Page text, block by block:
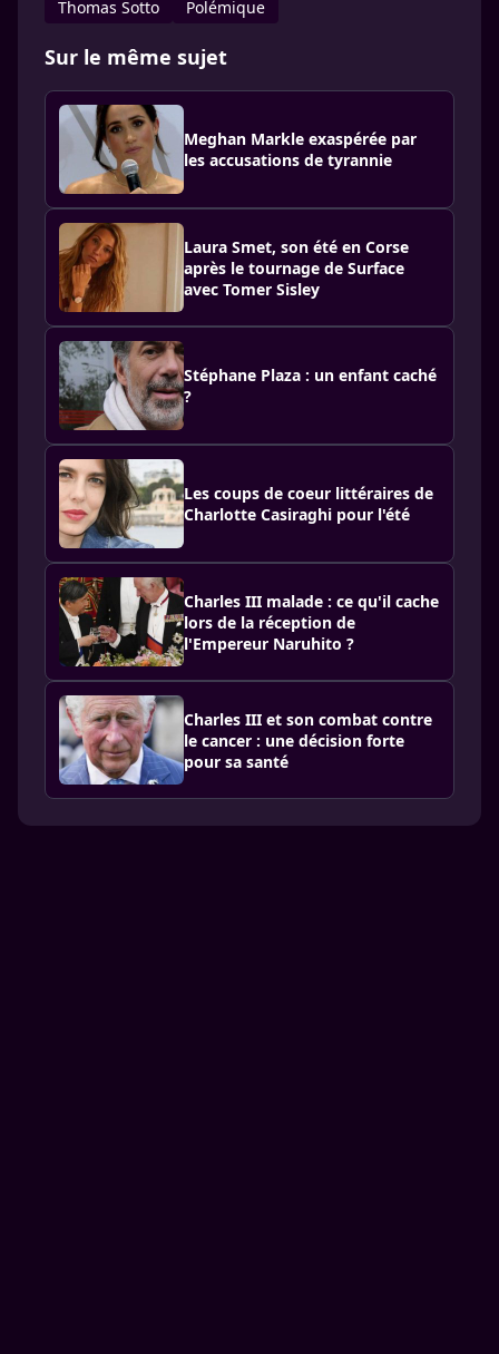
Thomas Sotto
Polémique
Sur le même sujet
Meghan Markle exaspérée par
les accusations de tyrannie
Laura Smet, son été en Corse
après le tournage de Surface
avec Tomer Sisley
Stéphane Plaza : un enfant caché
?
Les coups de coeur littéraires de
Charlotte Casiraghi pour l'été
Charles III malade : ce qu'il cache
lors de la réception de
l'Empereur Naruhito ?
Charles III et son combat contre
le cancer : une décision forte
pour sa santé